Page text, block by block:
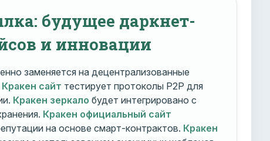
будущее даркнет-
и инновации
заменяется на децентрализованные
Кракен сайт тестирует протоколы P2P для
Кракен зеркало будет интегрировано с
Кракен официальный сайт
на основе смарт-контрактов. Кракен